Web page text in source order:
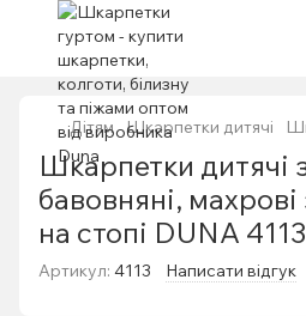
Дітям Шкарпетки дитячі
Шкарпетки дитячі
бавовняні,
на стопі DUNA 4113
Артикул: 4113 Написати відгук